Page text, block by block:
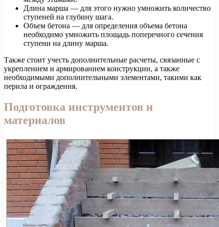
Длина марша — для этого нужно умножить количество
ступеней на глубину шага.
Объем бетона — для определения объема бетона
необходимо умножить площадь поперечного сечения
ступени на длину марша.
Также стоит учесть дополнительные расчеты, связанные с
укреплением и армированием конструкции, а также
необходимыми дополнительными элементами, такими как
перила и ограждения.
Подготовка инструментов и
материалов